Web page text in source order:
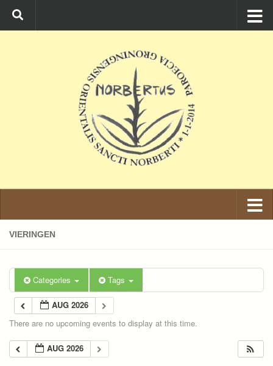
Ga naar de inhoud
VIERINGEN
Categories Tags
AUG 2026
There are no upcoming events to display at this time.
AUG 2026